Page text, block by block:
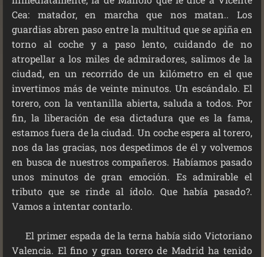
Cea: matador, en marcha que nos matan.. Los
guardias abren paso entre la multitud que se apiña en
torno al coche y a paso lento, cuidando de no
atropellar a los miles de admiradores, salimos de la
ciudad, en un recorrido de un kilómetro en el que
invertimos más de veinte minutos. Un escándalo. El
torero, con la ventanilla abierta, saluda a todos. Por
fin, la liberación de esa dictadura que es la fama,
estamos fuera de la ciudad. Un coche espera al torero,
nos da las gracias, nos despedimos de él y volvemos
en busca de nuestros compañeros. Habíamos pasado
unos minutos de gran emoción. Es admirable el
tributo que se rinde al ídolo. Que había pasado?.
Vamos a intentar contarlo.
El primer espada de la terna había sido Victoriano
Valencia. El fino y gran torero de Madrid ha tenido